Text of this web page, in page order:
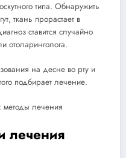
типа. Обнаружить
ткань прорастает в
ставится случайно
отоларинголога.
на десне во рту и
подбирает лечение.
лечения